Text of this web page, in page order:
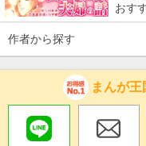
おす
作者から探す
まんが